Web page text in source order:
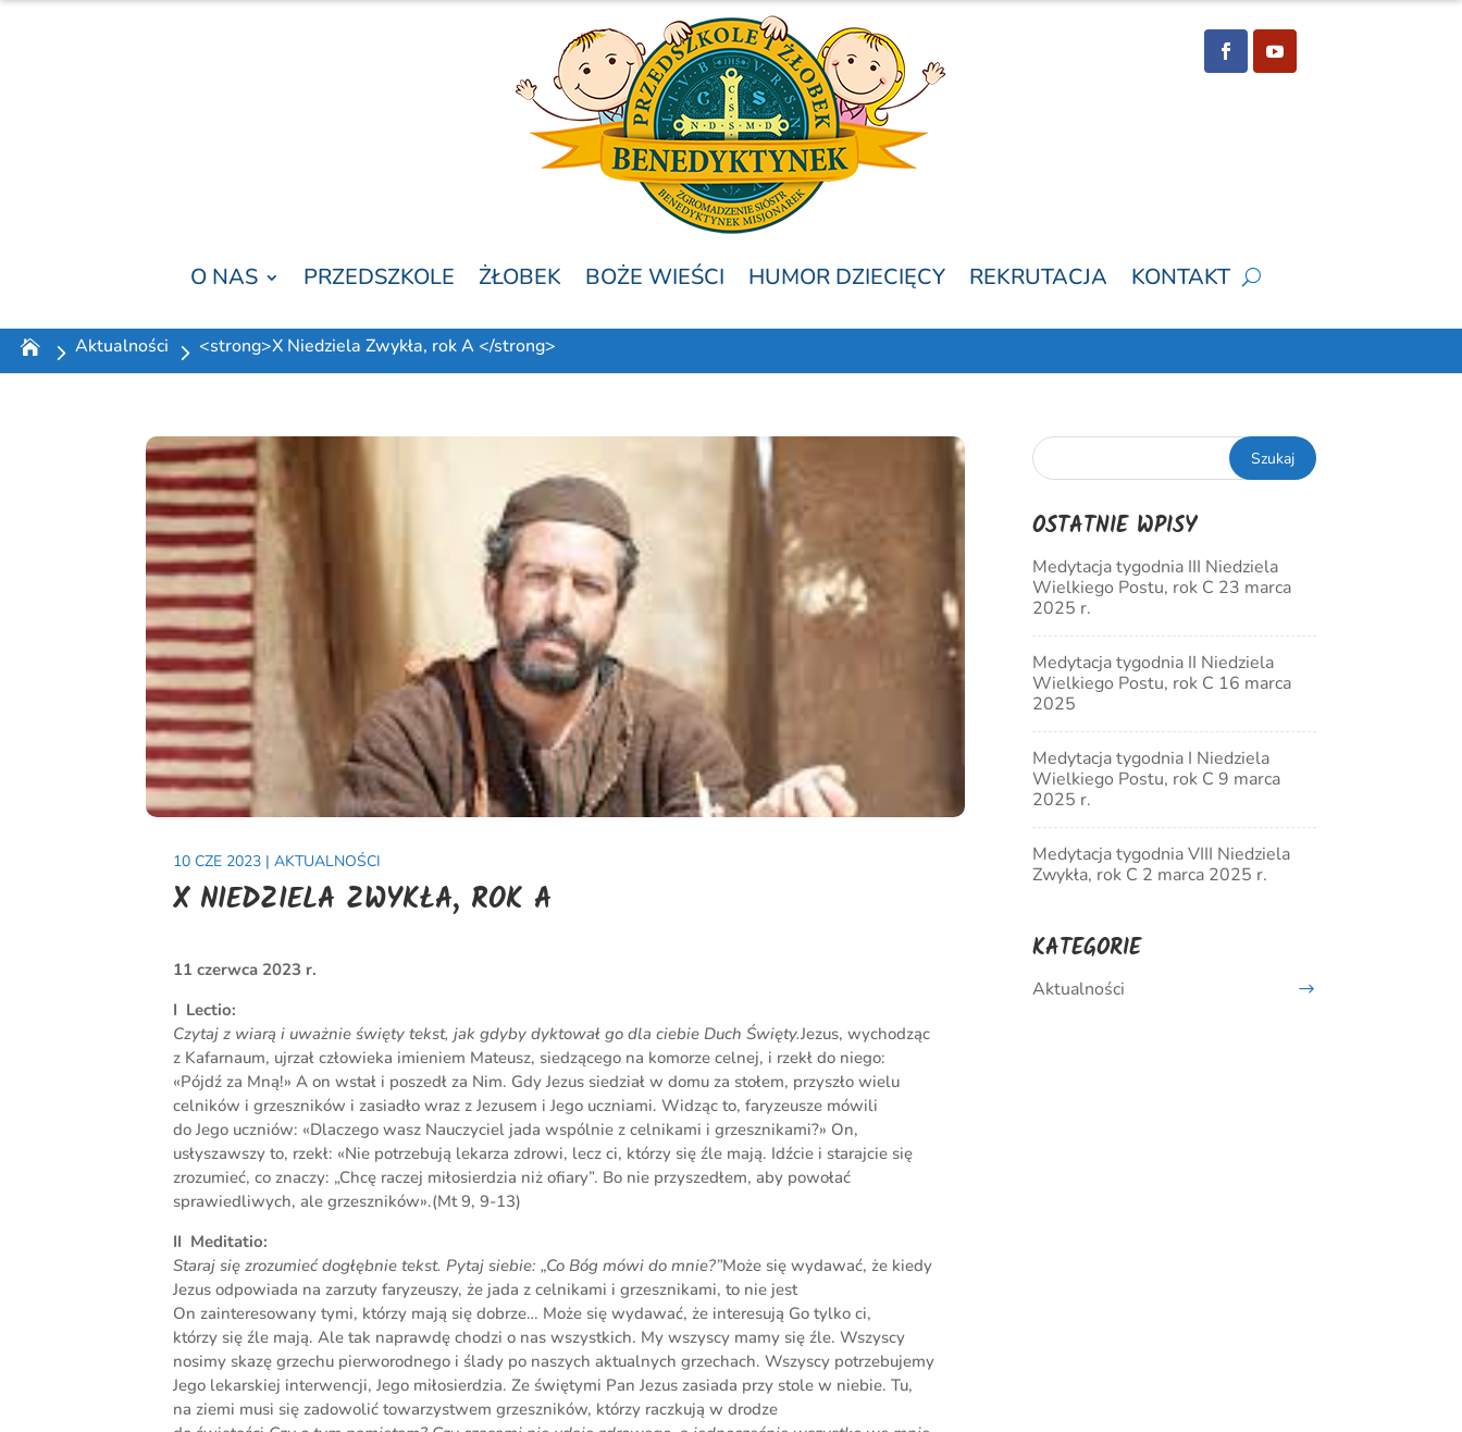
O NAS PRZEDSZKOLE ŻŁOBEK BOŻE WIEŚCI HUMOR DZIECIĘCY REKRUTACJA KONTAKT
Aktualności <strong>X Niedziela Zwykła, rok A </strong>
10 CZE 2023 |AKTUALNOŚCI
X NIEDZIELA ZWYKŁA, ROK A
11 czerwca 2023 r.
I Lectio:
Czytaj z wiarą i uważnie święty tekst, jak gdyby dyktował go dla ciebie Duch Święty.Jezus, wychodząc
z Kafarnaum, ujrzał człowieka imieniem Mateusz, siedzącego na komorze celnej, i rzekł do niego:
«Pójdź za Mną!» A on wstał i poszedł za Nim. Gdy Jezus siedział w domu za stołem, przyszło wielu
celników i grzeszników i zasiadło wraz z Jezusem i Jego uczniami. Widząc to, faryzeusze mówili
do Jego uczniów: «Dlaczego wasz Nauczyciel jada wspólnie z celnikami i grzesznikami?» On,
usłyszawszy to, rzekł: «Nie potrzebują lekarza zdrowi, lecz ci, którzy się źle mają. Idźcie i starajcie się
zrozumieć, co znaczy: „Chcę raczej miłosierdzia niż ofiary”. Bo nie przyszedłem, aby powołać
sprawiedliwych, ale grzeszników».(Mt 9, 9-13)
II Meditatio:
Staraj się zrozumieć dogłębnie tekst. Pytaj siebie: „Co Bóg mówi do mnie?”Może się wydawać, że kiedy
Jezus odpowiada na zarzuty faryzeuszy, że jada z celnikami i grzesznikami, to nie jest
On zainteresowany tymi, którzy mają się dobrze… Może się wydawać, że interesują Go tylko ci,
którzy się źle mają. Ale tak naprawdę chodzi o nas wszystkich. My wszyscy mamy się źle. Wszyscy
nosimy skazę grzechu pierworodnego i ślady po naszych aktualnych grzechach. Wszyscy potrzebujemy
Jego lekarskiej interwencji, Jego miłosierdzia. Ze świętymi Pan Jezus zasiada przy stole w niebie. Tu,
na ziemi musi się zadowolić towarzystwem grzeszników, którzy raczkują w drodze
OSTATNIE WPISY
Medytacja tygodnia III Niedziela
Wielkiego Postu, rok C 23 marca
2025 r.
Medytacja tygodnia II Niedziela
Wielkiego Postu, rok C 16 marca
2025
Medytacja tygodnia I Niedziela
Wielkiego Postu, rok C 9 marca
2025 r.
Medytacja tygodnia VIII Niedziela
Zwykła, rok C 2 marca 2025 r.
KATEGORIE
Aktualności